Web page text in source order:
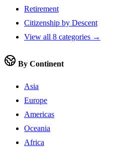
Retirement
Citizenship by Descent
View all 8 categories →
By Continent
Asia
Europe
Americas
Oceania
Africa